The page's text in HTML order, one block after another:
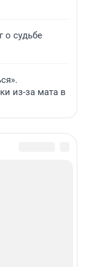
о судьбе
из-за мата в